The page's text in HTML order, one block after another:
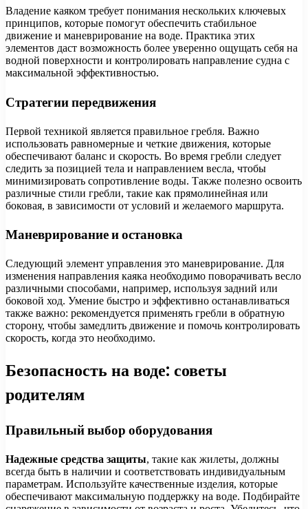
Владение каяком требует понимания нескольких ключевых
принципов, которые помогут обеспечить стабильное
движение и маневрирование на воде. Практика этих
элементов даст возможность более уверенно ощущать себя на
водной поверхности и контролировать направление судна с
максимальной эффективностью.
Стратегии передвижения
Первой техникой является правильное гребля. Важно
использовать равномерные и четкие движения, которые
обеспечивают баланс и скорость. Во время гребли следует
следить за позицией тела и направлением весла, чтобы
минимизировать сопротивление воды. Также полезно освоить
различные стили гребли, такие как прямолинейная или
боковая, в зависимости от условий и желаемого маршрута.
Маневрирование и остановка
Следующий элемент управления это маневрирование. Для
изменения направления каяка необходимо поворачивать весло
различными способами, например, используя задний или
боковой ход. Умение быстро и эффективно останавливаться
также важно: рекомендуется применять гребли в обратную
сторону, чтобы замедлить движение и помочь контролировать
скорость, когда это необходимо.
Безопасность на воде: советы
родителям
Правильный выбор оборудования
Надежные средства защиты, такие как жилеты, должны
всегда быть в наличии и соответствовать индивидуальным
параметрам. Используйте качественные изделия, которые
обеспечивают максимальную поддержку на воде. Подбирайте